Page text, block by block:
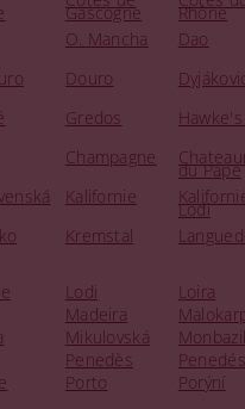
Gascogne
Rhône
O. Mancha
Dao
Douro
Gredos
Champagne
du Pape
Kalifornie
Lodi
Kremstal
Lodi
Loira
Madeira
Mikulovská
Penedès
Penedés
Porto
Porýní